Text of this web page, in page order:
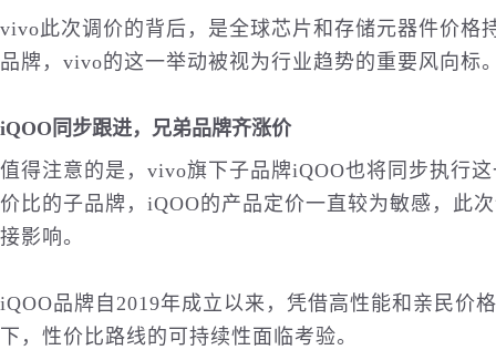
vivo此次调价的背后，是全球芯片和存储元器件价格
品牌，vivo的这一举动被视为行业趋势的重要风向标
iQOO同步跟进，兄弟品牌齐涨价
值得注意的是，vivo旗下子品牌iQOO也将同步执行
价比的子品牌，iQOO的产品定价一直较为敏感，此
接影响。
iQOO品牌自2019年成立以来，凭借高性能和亲民价
下，性价比路线的可持续性面临考验。